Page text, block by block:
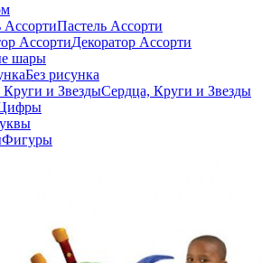
Пастель Ассорти
Декоратор Ассорти
шары
Без рисунка
Сердца, Круги и Звезды
Фигуры